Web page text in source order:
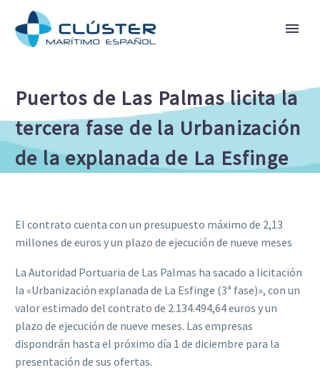
Puertos de Las Palmas licita la
tercera fase de la Urbanización
de la explanada de La Esfinge
El contrato cuenta con un presupuesto máximo de 2,13
millones de euros y un plazo de ejecución de nueve meses
La Autoridad Portuaria de Las Palmas ha sacado a licitación
la «Urbanización explanada de La Esfinge (3ª fase)», con un
valor estimado del contrato de 2.134.494,64 euros y un
plazo de ejecución de nueve meses. Las empresas
dispondrán hasta el próximo día 1 de diciembre para la
presentación de sus ofertas.